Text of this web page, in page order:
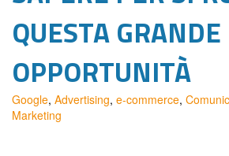
QUESTA GRANDE
OPPORTUNITÀ
Google, Advertising, e-commerce,
Marketing